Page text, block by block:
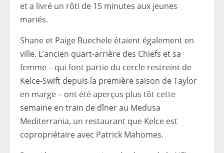
et a livré un rôti de 15 minutes aux jeunes
mariés.
Shane et Paige Buechele étaient également en
ville. L’ancien quart-arrière des Chiefs et sa
femme – qui font partie du cercle restreint de
Kelce-Swift depuis la première saison de Taylor
en marge – ont été aperçus plus tôt cette
semaine en train de dîner au Medusa
Mediterrania, un restaurant que Kelce est
copropriétaire avec Patrick Mahomes.